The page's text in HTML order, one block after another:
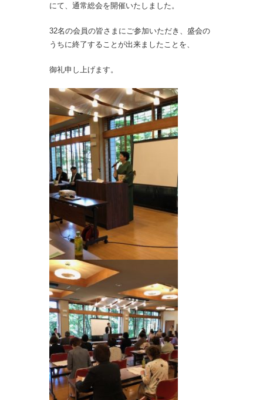
にて、通常総会を開催いたしました。
32名の会員の皆さまにご参加いただき、盛会の
うちに終了することが出来ましたことを、
御礼申し上げます。